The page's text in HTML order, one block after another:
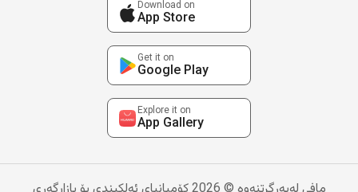
Download on
App Store
Get it on
Google Play
Explore it on
App Gallery